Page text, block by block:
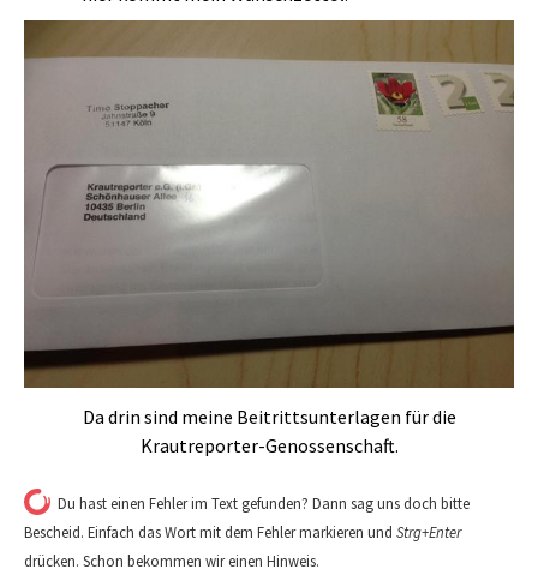
Da drin sind meine Beitrittsunterlagen für die
Krautreporter-Genossenschaft.
Du hast einen Fehler im Text gefunden? Dann sag uns doch bitte
Bescheid. Einfach das Wort mit dem Fehler markieren und Strg+Enter
drücken. Schon bekommen wir einen Hinweis.